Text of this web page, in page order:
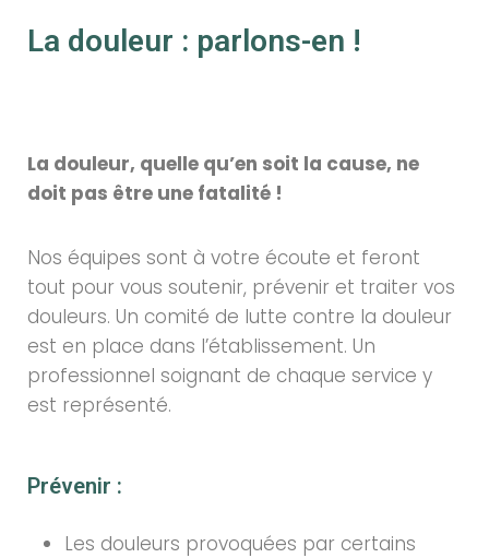
La douleur : parlons-en !
La douleur, quelle qu’en soit la cause, ne
doit pas être une fatalité !
Nos équipes sont à votre écoute et feront
tout pour vous soutenir, prévenir et traiter vos
douleurs. Un comité de lutte contre la douleur
est en place dans l’établissement. Un
professionnel soignant de chaque service y
est représenté.
Prévenir :
Les douleurs provoquées par certains